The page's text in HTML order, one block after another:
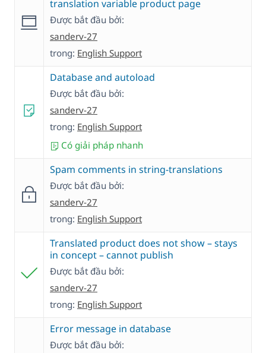
translation variable product page
Được bắt đầu bởi:
sanderv-27
trong: English Support
Database and autoload
Được bắt đầu bởi:
sanderv-27
trong: English Support
Có giải pháp nhanh
Spam comments in string-translations
Được bắt đầu bởi:
sanderv-27
trong: English Support
Translated product does not show – stays
in concept – cannot publish
Được bắt đầu bởi:
sanderv-27
trong: English Support
Error message in database
Được bắt đầu bởi: